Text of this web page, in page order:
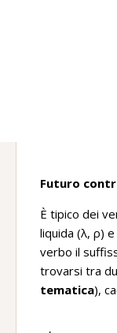
Futuro
È tipico dei
liquida (λ, ρ)
verbo il
trovarsi tra
tematica),